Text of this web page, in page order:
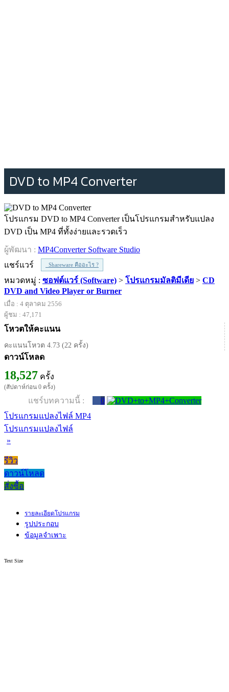
DVD to MP4 Converter
โปรแกรม DVD to MP4 Converter เป็นโปรแกรมสำหรับแปลง
DVD เป็น MP4 ที่ทั้งง่ายและรวดเร็ว
ผู้พัฒนา : MP4Converter Software Studio
แชร์แวร์
Shareware คืออะไร ?
หมวดหมู่ : ซอฟต์แวร์ (Software) > โปรแกรมมัลติมีเดีย > CD
DVD and Video Player or Burner
เมื่อ : 4 ตุลาคม 2556
ผู้ชม : 47,171
โหวตให้คะแนน
คะแนนโหวต 4.73 (22 ครั้ง)
ดาวน์โหลด
18,527 ครั้ง
(สัปดาห์ก่อน 0 ครั้ง)
แชร์บทความนี้ :
0
โปรแกรมแปลงไฟล์ MP4
โปรแกรมแปลงไฟล์
»
รีวิว
ดาวน์โหลด
สั่งซื้อ
รายละเอียดโปรแกรม
รูปประกอบ
ข้อมูลจำเพาะ
Text Size